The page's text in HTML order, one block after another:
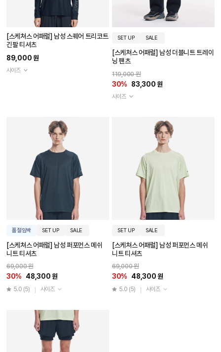
[스케쳐스 어패럴] 남성 스퀘어 트리코트
긴팔 티셔츠
89,000 원
사이즈
SET UP SALE
[스케쳐스 어패럴] 남성 더블니트 트레이
닝 팬츠
119,000 원
30% 83,300 원
사이즈
품절임박 SET UP SALE
[스케쳐스 어패럴] 남성 퍼포먼스 메쉬
니트 티셔츠
69,000 원
30% 48,300 원
5.0 (5) 사이즈
SET UP SALE
[스케쳐스 어패럴] 남성 퍼포먼스 메쉬
니트 티셔츠
69,000 원
30% 48,300 원
5.0 (5) 사이즈